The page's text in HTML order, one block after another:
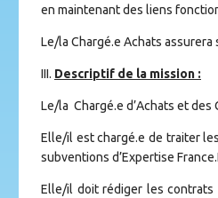
en maintenant des liens
Le/la Chargé.e Achats
III. Descriptif de la mission :
Le/la Chargé.e d’Achats et
Elle/il est chargé.e de traiter
subventions d’Expertise
Elle/il doit rédiger les contrats